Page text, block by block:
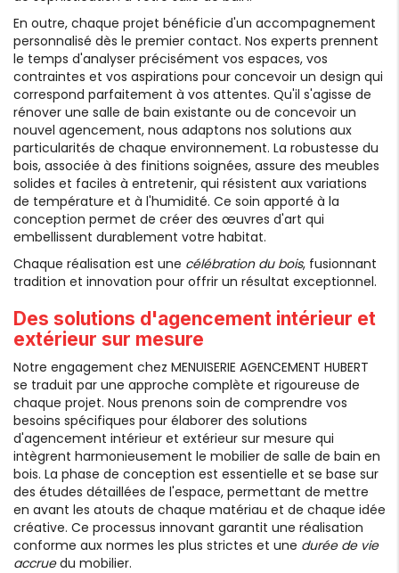
En outre, chaque projet bénéficie d'un accompagnement
personnalisé dès le premier contact. Nos experts prennent
le temps d'analyser précisément vos espaces, vos
contraintes et vos aspirations pour concevoir un design qui
correspond parfaitement à vos attentes. Qu'il s'agisse de
rénover une salle de bain existante ou de concevoir un
nouvel agencement, nous adaptons nos solutions aux
particularités de chaque environnement. La robustesse du
bois, associée à des finitions soignées, assure des meubles
solides et faciles à entretenir, qui résistent aux variations
de température et à l'humidité. Ce soin apporté à la
conception permet de créer des œuvres d'art qui
embellissent durablement votre habitat.
Chaque réalisation est une célébration du bois, fusionnant
tradition et innovation pour offrir un résultat exceptionnel.
Des solutions d'agencement intérieur et
extérieur sur mesure
Notre engagement chez MENUISERIE AGENCEMENT HUBERT
se traduit par une approche complète et rigoureuse de
chaque projet. Nous prenons soin de comprendre vos
besoins spécifiques pour élaborer des solutions
d'agencement intérieur et extérieur sur mesure qui
intègrent harmonieusement le mobilier de salle de bain en
bois. La phase de conception est essentielle et se base sur
des études détaillées de l'espace, permettant de mettre
en avant les atouts de chaque matériau et de chaque idée
créative. Ce processus innovant garantit une réalisation
conforme aux normes les plus strictes et une durée de vie
accruedu mobilier.